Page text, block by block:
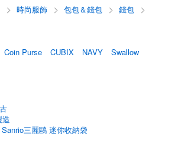
米白色]。
][父親節][母親節][禮物]。
時尚服飾 包包＆錢包
錢包
Coin Purse CUBIX NAVY
Swallow
三麗鷗 迷你收納袋